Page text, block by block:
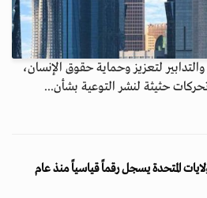
لتعزيز وحماية حقوق الإنسان،
المتحدة يسجل رقماً قياسياً منذ عام